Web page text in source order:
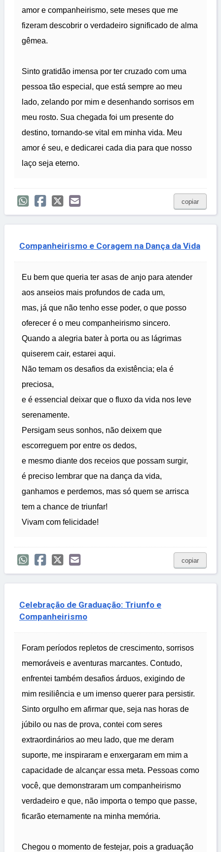
amor e companheirismo, sete meses que me
fizeram descobrir o verdadeiro significado de alma
gêmea.
Sinto gratidão imensa por ter cruzado com uma
pessoa tão especial, que está sempre ao meu
lado, zelando por mim e desenhando sorrisos em
meu rosto. Sua chegada foi um presente do
destino, tornando-se vital em minha vida. Meu
amor é seu, e dedicarei cada dia para que nosso
laço seja eterno.
copiar
Companheirismo e Coragem na Dança da Vida
Eu bem que queria ter asas de anjo para atender
aos anseios mais profundos de cada um,
mas, já que não tenho esse poder, o que posso
oferecer é o meu companheirismo sincero.
Quando a alegria bater à porta ou as lágrimas
quiserem cair, estarei aqui.
Não temam os desafios da existência; ela é
preciosa,
e é essencial deixar que o fluxo da vida nos leve
serenamente.
Persigam seus sonhos, não deixem que
escorreguem por entre os dedos,
e mesmo diante dos receios que possam surgir,
é preciso lembrar que na dança da vida,
ganhamos e perdemos, mas só quem se arrisca
tem a chance de triunfar!
Vivam com felicidade!
copiar
Celebração de Graduação: Triunfo e
Companheirismo
Foram períodos repletos de crescimento, sorrisos
memoráveis e aventuras marcantes. Contudo,
enfrentei também desafios árduos, exigindo de
mim resiliência e um imenso querer para persistir.
Sinto orgulho em afirmar que, seja nas horas de
júbilo ou nas de prova, contei com seres
extraordinários ao meu lado, que me deram
suporte, me inspiraram e enxergaram em mim a
capacidade de alcançar essa meta. Pessoas como
você, que demonstraram um companheirismo
verdadeiro e que, não importa o tempo que passe,
ficarão eternamente na minha memória.
Chegou o momento de festejar, pois a graduação